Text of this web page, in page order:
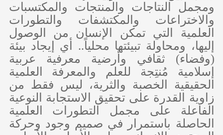
ومجمل النتاجات والمنتجات والمكتسبات
والاختراعات والمكتشفات والتطورات
العلمية التي تمكن الإنسان من الوصول
إليها، ومحاولة تبيئتها محلياً.. أي إيجاد بيئة
(وفضاء) ثقافي وأرضية معرفية عربية
إسلامية مُنتِجة للعلم والمعرفة العلمية
الحقيقية الخصبة والثرية، ليس فقط من
زاوية القدرة على تحقيق الاستجابة النوعية
الفاعلة على مجمل التطورات العلمية
الحاصلة باستمرار في صميم وجود وحركة